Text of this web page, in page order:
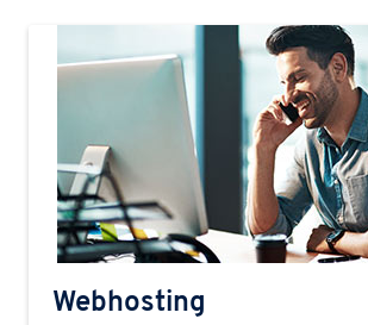
Webhosting